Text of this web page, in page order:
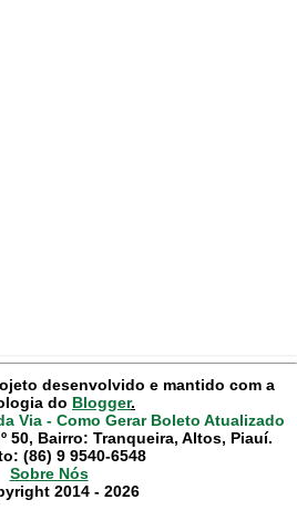
desenvolvido e mantido com a
do Blogger.
Via - Como Gerar Boleto Atualizado
50, Bairro: Tranqueira, Altos, Piauí.
(86) 9 9540-6548
Sobre Nós
2014 - 2026